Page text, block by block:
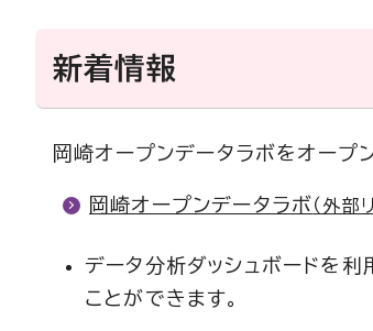
新着情報
岡崎オープンデータラボをオープン
岡崎オープンデータラボ（外部
データ分析ダッシュボードを
ことができます。